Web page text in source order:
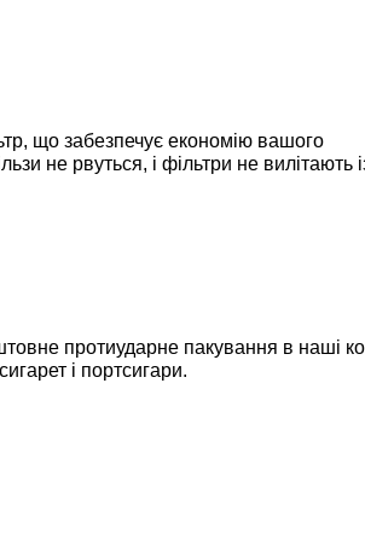
що забезпечує економію вашого
не рвуться, і фільтри не вилітають
протиударне пакування в наші
і портсигари.